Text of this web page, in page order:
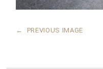
← PREVIOUS IMAGE